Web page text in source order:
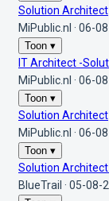
Solution Architect
MiPublic.nl · 06-
Toon ▾
IT Architect -
MiPublic.nl · 06-
Toon ▾
Solution Architect
MiPublic.nl · 06-
Toon ▾
Solution
BlueTrail · 05-08-